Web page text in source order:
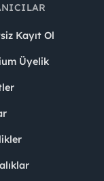
Kayıt Ol
Üyelik